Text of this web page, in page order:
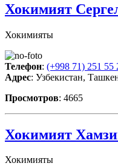
Хокимият
Хокимияты
Телефон: (+998 71) 251 55
Адрес: Узбекистан,
Просмотров: 4665
Хокимият
Хокимияты